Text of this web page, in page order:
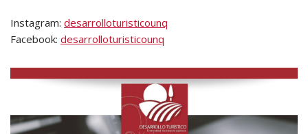
Instagram: desarrolloturisticounq
Facebook: desarrolloturisticounq